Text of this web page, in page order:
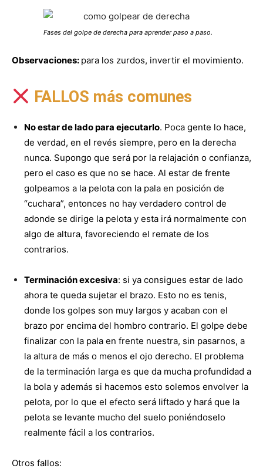
Fases del golpe de derecha para aprender paso a paso.
Observaciones: para los zurdos, invertir el movimiento.
FALLOS más comunes
No estar de lado para ejecutarlo. Poca gente lo hace,
de verdad, en el revés siempre, pero en la derecha
nunca. Supongo que será por la relajación o confianza,
pero el caso es que no se hace. Al estar de frente
golpeamos a la pelota con la pala en posición de
“cuchara”, entonces no hay verdadero control de
adonde se dirige la pelota y esta irá normalmente con
algo de altura, favoreciendo el remate de los
contrarios.
Terminación excesiva: si ya consigues estar de lado
ahora te queda sujetar el brazo. Esto no es tenis,
donde los golpes son muy largos y acaban con el
brazo por encima del hombro contrario. El golpe debe
finalizar con la pala en frente nuestra, sin pasarnos, a
la altura de más o menos el ojo derecho. El problema
de la terminación larga es que da mucha profundidad a
la bola y además si hacemos esto solemos envolver la
pelota, por lo que el efecto será liftado y hará que la
pelota se levante mucho del suelo poniéndoselo
realmente fácil a los contrarios.
Otros fallos: